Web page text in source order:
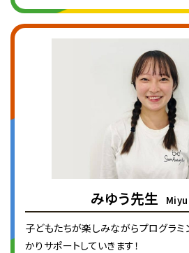
みゆう先生
子どもたちが楽しみながらプログラミ
かりサポートしていきます！